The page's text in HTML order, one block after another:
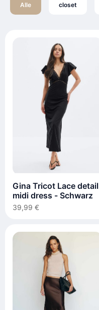
Alle closet
Gina Tricot Lace detail
midi dress - Schwarz
39,99 €